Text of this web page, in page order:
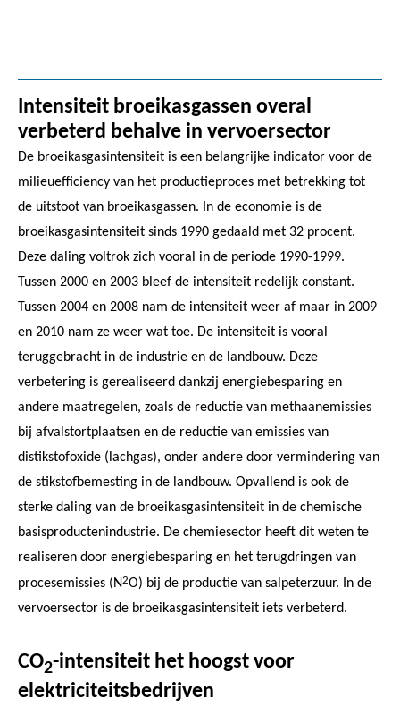
Intensiteit broeikasgassen overal
verbeterd behalve in vervoersector
De broeikasgasintensiteit is een belangrijke indicator voor de
milieuefficiency van het productieproces met betrekking tot
de uitstoot van broeikasgassen. In de economie is de
broeikasgasintensiteit sinds 1990 gedaald met 32 procent.
Deze daling voltrok zich vooral in de periode 1990-1999.
Tussen 2000 en 2003 bleef de intensiteit redelijk constant.
Tussen 2004 en 2008 nam de intensiteit weer af maar in 2009
en 2010 nam ze weer wat toe. De intensiteit is vooral
teruggebracht in de industrie en de landbouw. Deze
verbetering is gerealiseerd dankzij energiebesparing en
andere maatregelen, zoals de reductie van methaanemissies
bij afvalstortplaatsen en de reductie van emissies van
distikstofoxide (lachgas), onder andere door vermindering van
de stikstofbemesting in de landbouw. Opvallend is ook de
sterke daling van de broeikasgasintensiteit in de chemische
basisproductenindustrie. De chemiesector heeft dit weten te
realiseren door energiebesparing en het terugdringen van
procesemissies (N2O) bij de productie van salpeterzuur. In de
vervoersector is de broeikasgasintensiteit iets verbeterd.
CO2-intensiteit het hoogst voor
elektriciteitsbedrijven